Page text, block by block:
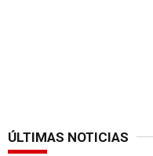
ÚLTIMAS NOTICIAS